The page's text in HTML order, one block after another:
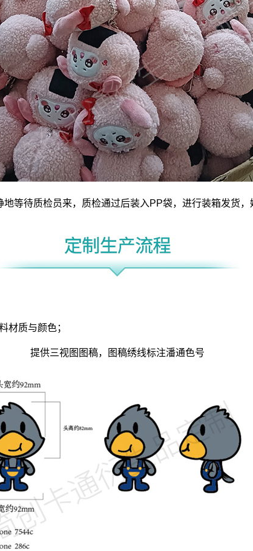
地等待质检员来，质检通过后装入PP袋，进行装箱发货
材质与颜色；
提供三视图图稿，图稿绣线标注潘通色号